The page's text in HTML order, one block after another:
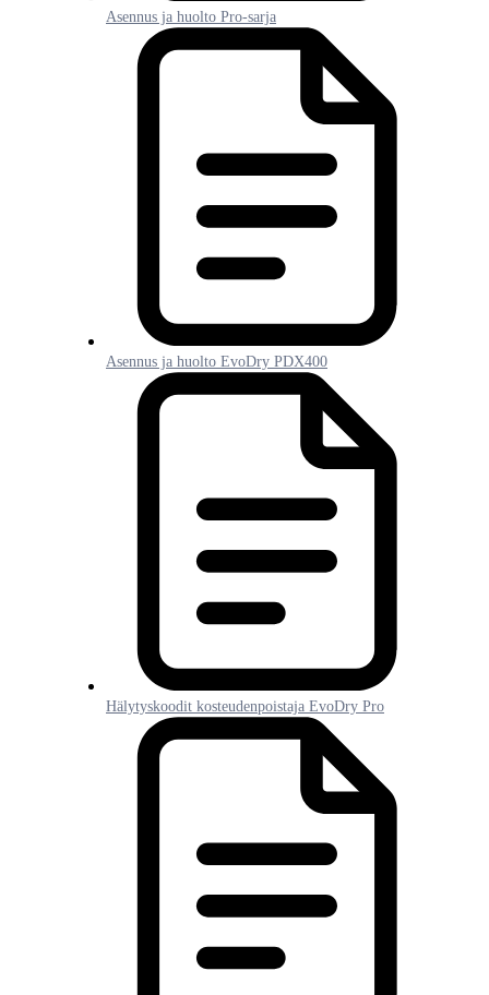
Asennus ja huolto Pro-sarja
Asennus ja huolto EvoDry PDX400
Hälytyskoodit kosteudenpoistaja EvoDry Pro